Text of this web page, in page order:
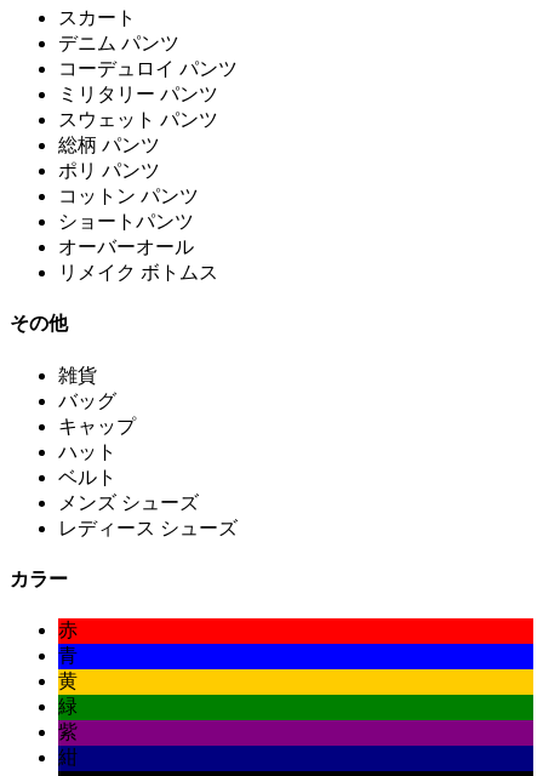
スカート
デニム パンツ
コーデュロイ パンツ
ミリタリー パンツ
スウェット パンツ
総柄 パンツ
ポリ パンツ
コットン パンツ
ショートパンツ
オーバーオール
リメイク ボトムス
その他
雑貨
バッグ
キャップ
ハット
ベルト
メンズ シューズ
レディース シューズ
カラー
赤
青
黄
緑
紫
紺